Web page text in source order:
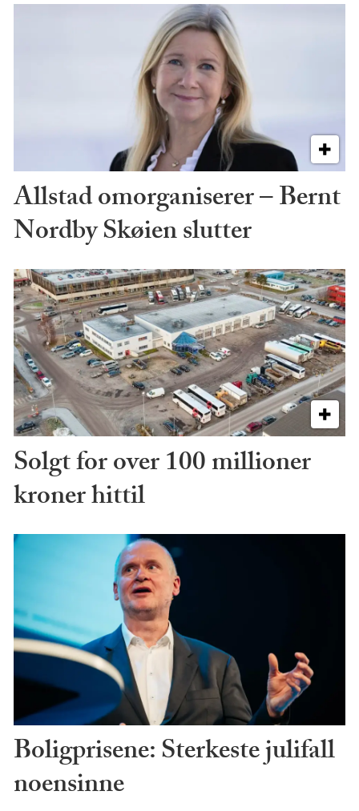
Allstad omorganiserer – Bernt
Nordby Skøien slutter
Solgt for over 100 millioner
kroner hittil
Boligprisene: Sterkeste julifall
noensinne